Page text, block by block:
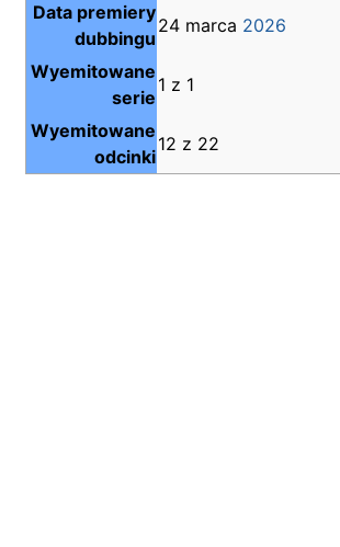
Data premiery
dubbingu
24 marca 2026
Wyemitowane
serie
1 z 1
Wyemitowane
odcinki
12 z 22